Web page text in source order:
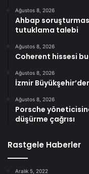
Ağustos 8, 2026
Ahbap
tutuklama talebi
Ağustos 8, 2026
Coherent hissesi
Ağustos 8, 2026
İzmir
Ağustos 8, 2026
Porsche
düşürme çağrısı
Rastgele Haberler
Aralık 5, 2022